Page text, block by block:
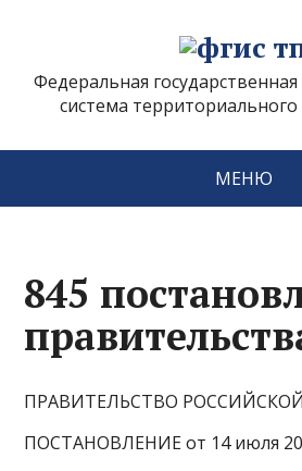
Федеральная
система
МЕНЮ
845
ПРАВИТЕЛЬСТВО
ПОСТАНОВЛЕНИЕ от 14 июля